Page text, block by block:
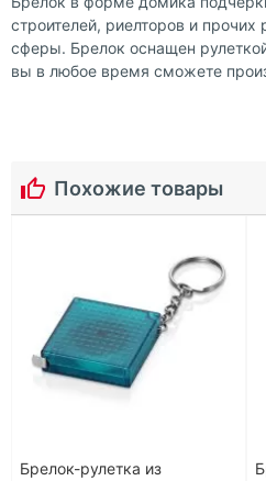
строителей, риелторов и
сферы. Брелок оснащен
вы в любое время сможете
Похожие товары
Брелок-рулетка из